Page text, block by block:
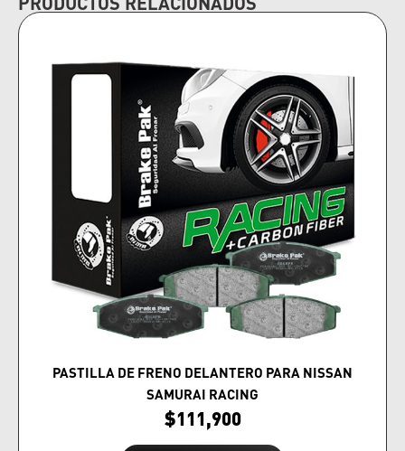
PASTILLA DE FRENO DELANTERO PARA NISSAN
SAMURAI RACING
$111,900